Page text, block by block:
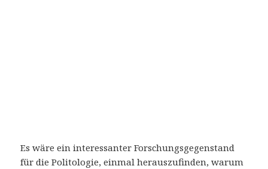
Es wäre ein interessanter Forschungsgegenstand
für die Politologie, einmal herauszufinden, warum